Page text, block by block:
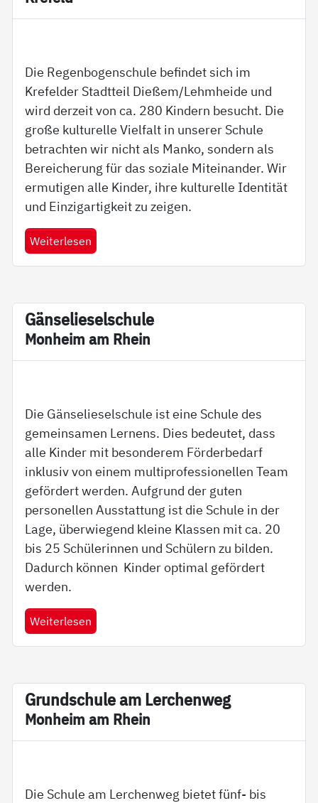
Die Regenbogenschule befindet sich im
Krefelder Stadtteil Dießem/Lehmheide und
wird derzeit von ca. 280 Kindern besucht. Die
große kulturelle Vielfalt in unserer Schule
betrachten wir nicht als Manko, sondern als
Bereicherung für das soziale Miteinander. Wir
ermutigen alle Kinder, ihre kulturelle Identität
und Einzigartigkeit zu zeigen.
Weiterlesen
Gän­se­lie­sel­schu­le
Mon­heim am Rhein
Die Gänselieselschule ist eine Schule des
gemeinsamen Lernens. Dies bedeutet, dass
alle Kinder mit besonderem Förderbedarf
inklusiv von einem multiprofessionellen Team
gefördert werden. Aufgrund der guten
personellen Ausstattung ist die Schule in der
Lage, überwiegend kleine Klassen mit ca. 20
bis 25 Schülerinnen und Schülern zu bilden.
Dadurch können Kinder optimal gefördert
werden.
Weiterlesen
Grund­schu­le am Ler­chen­weg
Mon­heim am Rhein
Die Schule am Lerchenweg bietet fünf- bis